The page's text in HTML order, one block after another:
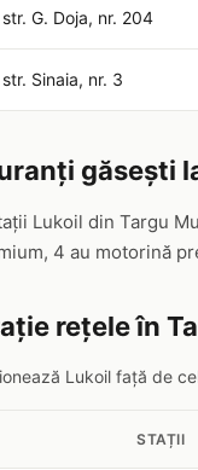
str. G. Doja, nr. 204
str. Sinaia, nr. 3
găsești
Lukoil din Targu
4 au motorină
rețele în
Lukoil față de
STAȚII